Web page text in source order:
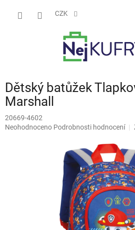
CZK
Dětský batůžek
Marshall
20669-4602
Průměrné
Neohodnoceno Podrobnosti hodnocení